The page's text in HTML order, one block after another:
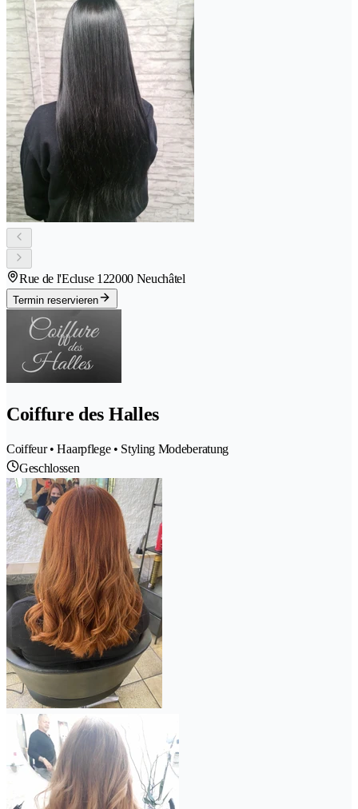
Rue de l'Ecluse 122000 Neuchâtel
Termin reservieren
Coiffure des Halles
Coiffeur • Haarpflege • Styling Modeberatung
Geschlossen